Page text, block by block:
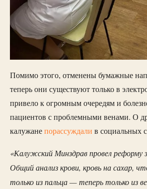
Помимо этого, отменены бумажные
теперь они существуют только в
привело к огромным очередям и
пациентов с проблемными венами. О
калужанепорассуждали в социальных
«Калужский Минздрав провел реформу
Общий анализ крови, кровь на сахар,
только из пальца — теперь только из